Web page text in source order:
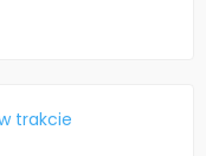
trakcie